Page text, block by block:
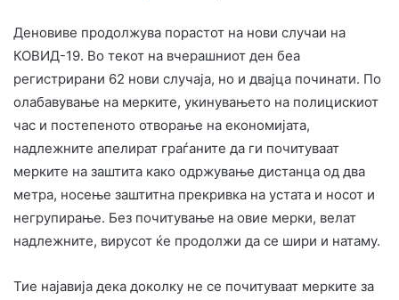
Деновиве продолжува порастот на нови случаи на
КОВИД-19. Во текот на вчерашниот ден беа
регистрирани 62 нови случаја, но и двајца починати. По
олабавување на мерките, укинувањето на полицискиот
час и постепеното отворање на економијата,
надлежните апелират граѓаните да ги почитуваат
мерките на заштита како одржување дистанца од два
метра, носење заштитна прекривка на устата и носот и
негрупирање. Без почитување на овие мерки, велат
надлежните, вирусот ќе продолжи да се шири и натаму.
Тие најавија дека доколку не се почитуваат мерките за